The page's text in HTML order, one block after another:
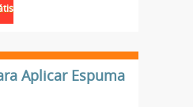
Aplicar Espuma